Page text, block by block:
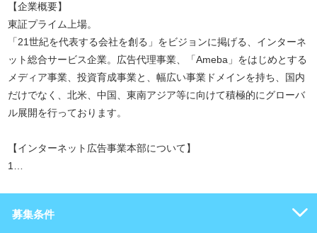
【企業概要】
東証プライム上場。
「21世紀を代表する会社を創る」をビジョンに掲げる、インターネ
ット総合サービス企業。広告代理事業、「Ameba」をはじめとする
メディア事業、投資育成事業と、幅広い事業ドメインを持ち、国内
だけでなく、北米、中国、東南アジア等に向けて積極的にグローバ
ル展開を行っております。
【インターネット広告事業本部について】
1…
募集条件